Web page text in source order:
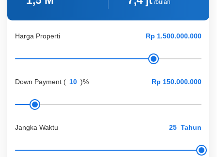
Harga Properti
Down Payment ( )%
Jangka Waktu Tahun
/bulan